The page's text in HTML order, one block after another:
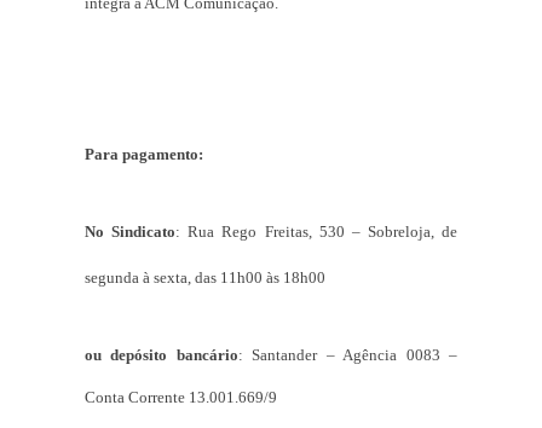
Para pagamento:
No Sindicato: Rua Rego Freitas, 530 – Sobreloja, de
segunda à sexta, das 11h00 às 18h00
ou depósito bancário: Santander – Agência 0083 –
Conta Corrente 13.001.669/9